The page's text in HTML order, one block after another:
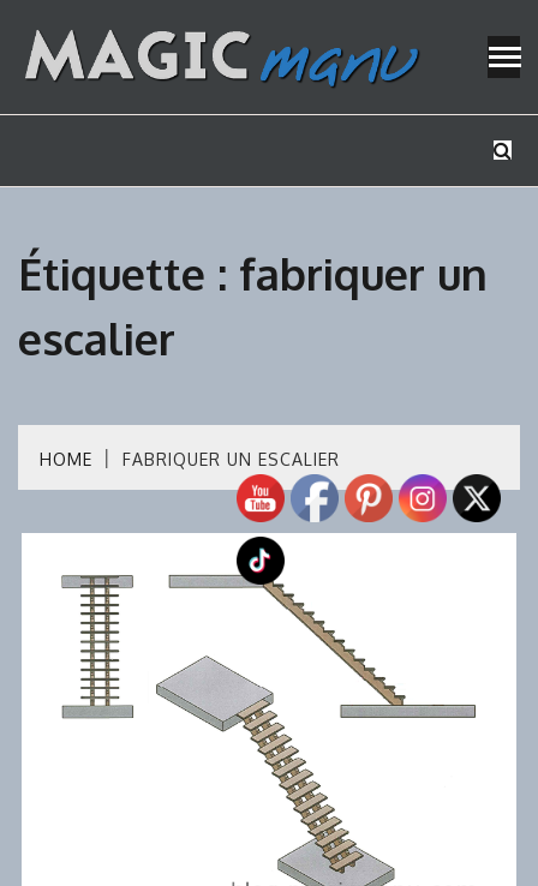
content
Étiquette : fabriquer un
escalier
HOME FABRIQUER UN ESCALIER